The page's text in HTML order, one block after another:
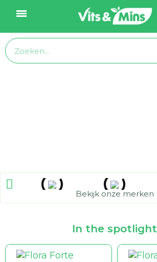
Bekijk onze merken
In the spotlight